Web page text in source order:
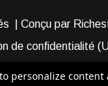
| Conçu par
de confidentialité
personalize